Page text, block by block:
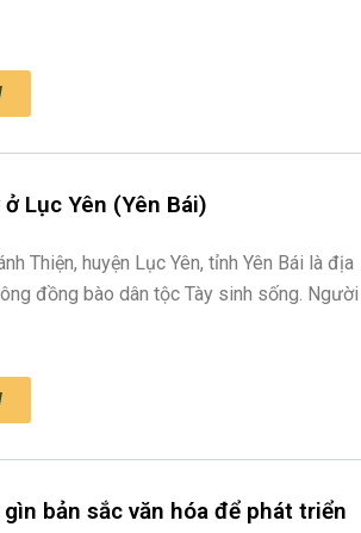
Lục Yên (Yên Bái)
Thiện, huyện Lục Yên, tỉnh Yên Bái là địa
đồng bào dân tộc Tày sinh sống. Người
bản sắc văn hóa để phát triển